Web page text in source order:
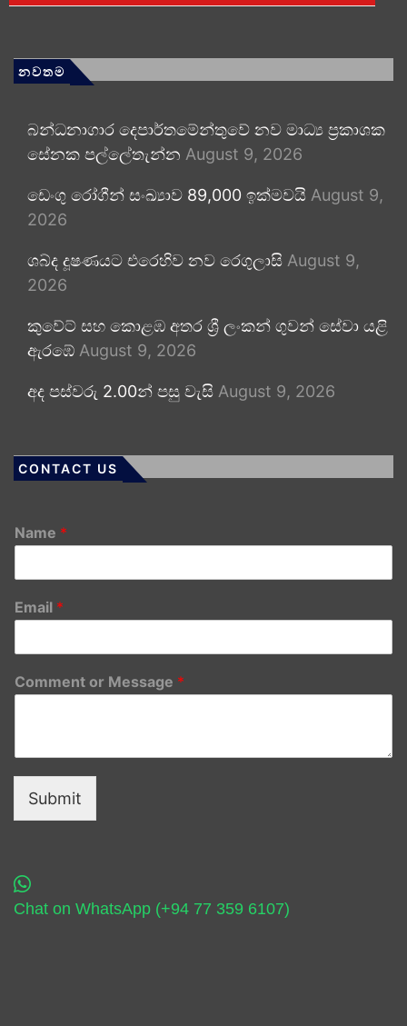
නවතම
බන්ධනාගාර දෙපාර්තමේන්තුවේ නව මාධ්‍ය ප්‍රකාශක
සේනක පල්ලේතැන්න August 9, 2026
ඩෙංගු රෝගීන් සංඛ්‍යාව 89,000 ඉක්මවයි August 9,
2026
ශබ්ද දූෂණයට එරෙහිව නව රෙගුලාසි August 9,
2026
කුවේට් සහ කොළඹ අතර ශ්‍රී ලංකන් ගුවන් සේවා යළි
ඇරඹේ August 9, 2026
අද පස්වරු 2.00න් පසු වැසි August 9, 2026
CONTACT US
Name *
Email *
Comment or Message *
Submit
Chat on WhatsApp (+94 77 359 6107)